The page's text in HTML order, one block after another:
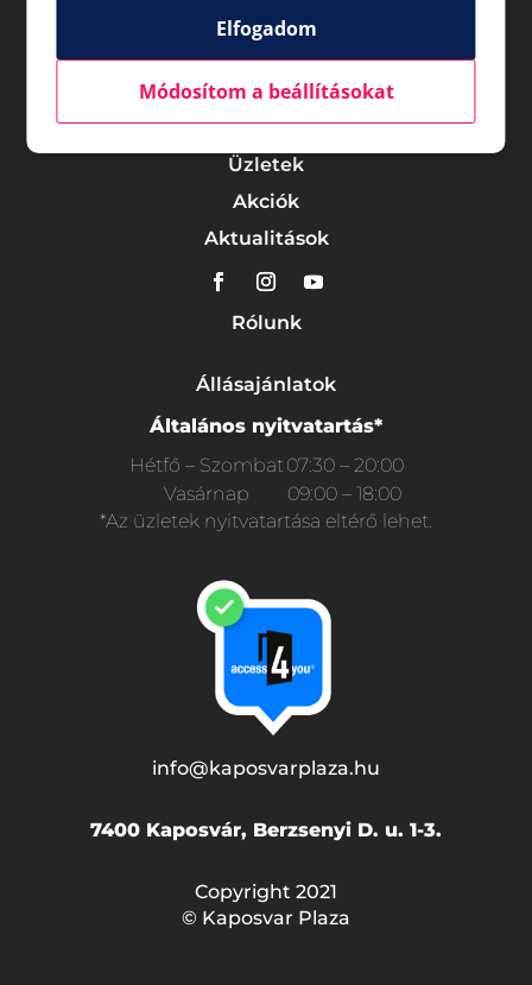
Üzletek
Akciók
Aktualitások
Rólunk
Állásajánlatok
Általános nyitvatartás*
Hétfő – Szombat07:30 – 20:00
Vasárnap
09:00 – 18:00
*Az üzletek nyitvatartása eltérő lehet.
info@kaposvarplaza.hu
7400 Kaposvár, Berzsenyi D. u. 1-3.
Copyright 2021
© Kaposvar Plaza
Elfogadom
Módosítom a beállításokat